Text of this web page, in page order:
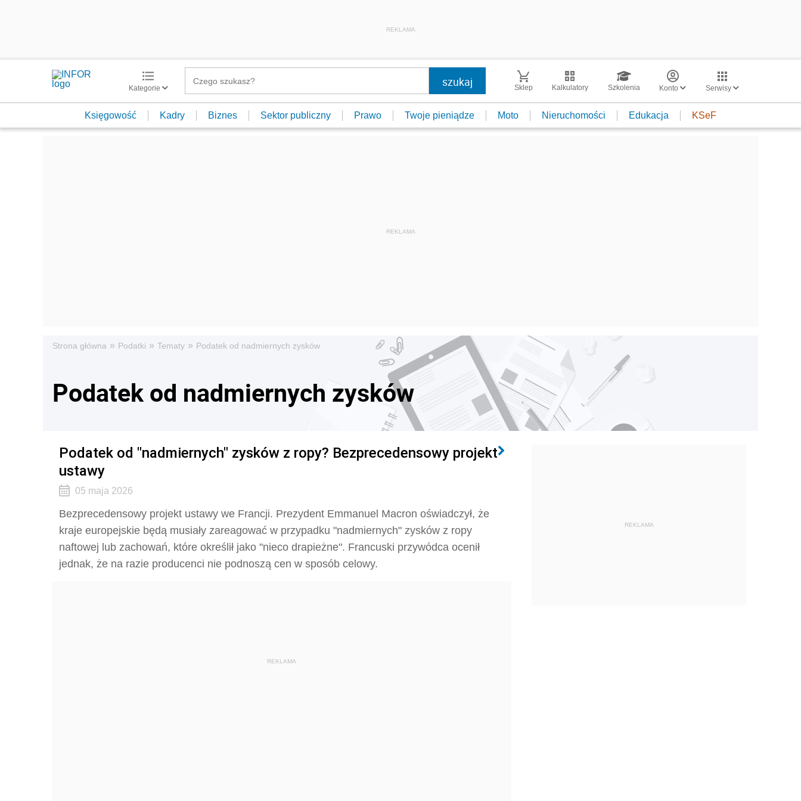
REKLAMA
Kategorie Sklep Kalkulatory Szkolenia Konto Serwisy
Księgowość Kadry Biznes Sektor publiczny Prawo Twoje pieniądze Moto Nieruchomości Edukacja KSeF
Strona główna » Podatki » Tematy » Podatek od nadmiernych zysków
Podatek od nadmiernych zysków
Podatek od "nadmiernych" zysków z ropy? Bezprecedensowy projekt
ustawy
05 maja 2026
Bezprecedensowy projekt ustawy we Francji. Prezydent Emmanuel Macron oświadczył, że
kraje europejskie będą musiały zareagować w przypadku "nadmiernych" zysków z ropy
naftowej lub zachowań, które określił jako "nieco drapieżne". Francuski przywódca ocenił
jednak, że na razie producenci nie podnoszą cen w sposób celowy.
REKLAMA
REKLAMA